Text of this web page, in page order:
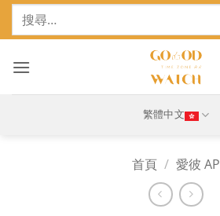
Skip
鍵
繁體中文
首頁 / 愛彼 AP